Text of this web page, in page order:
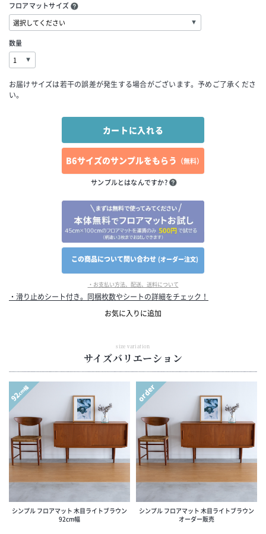
フロアマットサイズ
数量
お届けサイズは若干の誤差が発生する場合がございます。予めご了承くださ
い。
B6サイズのサンプルをもらう （無料）
サンプルとはなんですか?
この商品について問い合わせ (オーダー注文)
・お支払い方法、配送、送料について
・滑り止めシート付き。同梱枚数やシートの詳細をチェック！
お気に入りに追加
サイズバリエーション
size variation
92cm幅
シンプル フロアマット 木目ライトブラウン
92cm幅
order
シンプル フロアマット 木目ライトブラウン
オーダー販売